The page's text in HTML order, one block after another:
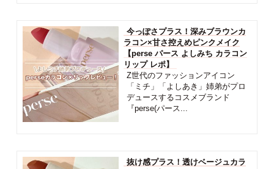
今っぽさプラス！深みブラウンカ
ラコン×甘さ控えめピンクメイク
【perse パース よしみち カラコン
リップ レポ】
Z世代のファッションアイコン
「ミチ」「よしあき」姉弟がプロ
デュースするコスメブランド
『perse(パース...
抜け感プラス！透けベージュカラ